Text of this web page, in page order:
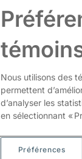
Nous utilisons des
permettent
d’analyser les
en sélectionnant «
Préférences